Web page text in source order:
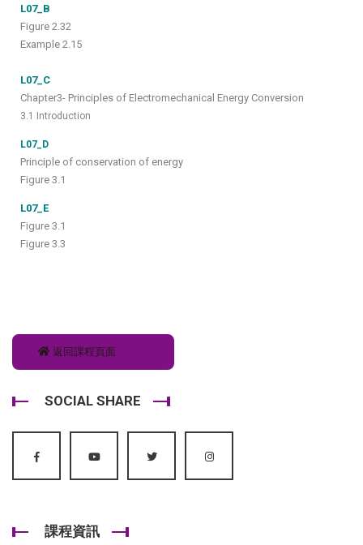
L07_B
Figure 2.32
Example 2.15
L07_C
Chapter3- Principles of Electromechanical Energy Conversion
3.1 Introduction
L07_D
Principle of conservation of energy
Figure 3.1
L07_E
Figure 3.1
Figure 3.3
返回課程頁面
SOCIAL SHARE
課程資訊